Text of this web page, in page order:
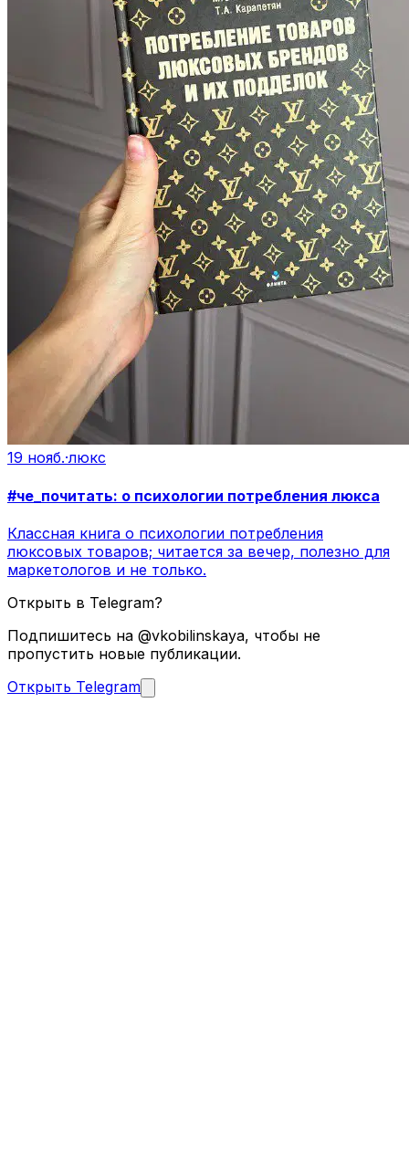
19 нояб.·люкс
#че_почитать: о психологии потребления люкса
Классная книга о психологии потребления
люксовых товаров; читается за вечер, полезно для
маркетологов и не только.
Открыть в Telegram?
Подпишитесь на @vkobilinskaya, чтобы не
пропустить новые публикации.
Открыть Telegram